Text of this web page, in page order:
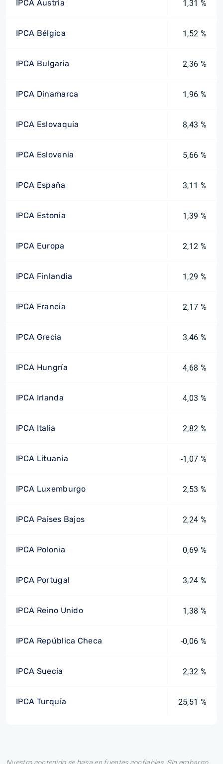
IPCA Austria 1,31 %
IPCA Bélgica 1,52 %
IPCA Bulgaria 2,36 %
IPCA Dinamarca 1,96 %
IPCA Eslovaquia 8,43 %
IPCA Eslovenia 5,66 %
IPCA España 3,11 %
IPCA Estonia 1,39 %
IPCA Europa 2,12 %
IPCA Finlandia 1,29 %
IPCA Francia 2,17 %
IPCA Grecia 3,46 %
IPCA Hungría 4,68 %
IPCA Irlanda 4,03 %
IPCA Italia 2,82 %
IPCA Lituania -1,07 %
IPCA Luxemburgo 2,53 %
IPCA Países Bajos 2,24 %
IPCA Polonia 0,69 %
IPCA Portugal 3,24 %
IPCA Reino Unido 1,38 %
IPCA República Checa -0,06 %
IPCA Suecia 2,32 %
IPCA Turquía 25,51 %